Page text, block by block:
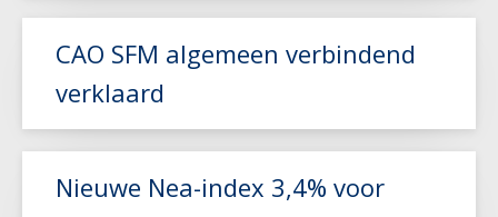
CAO SFM algemeen verbindend
verklaard
Nieuwe Nea-index 3,4% voor